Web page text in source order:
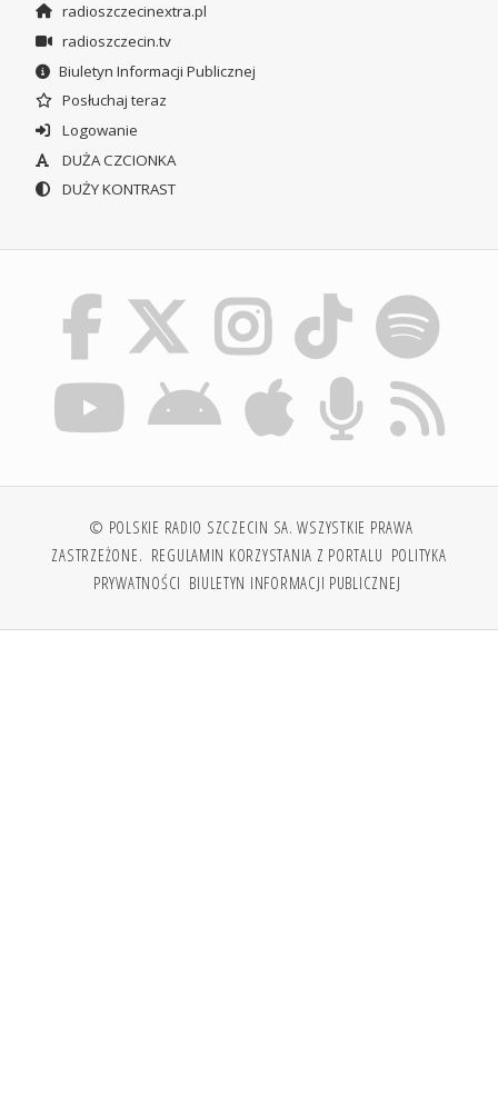
radioszczecinextra.pl
radioszczecin.tv
Biuletyn Informacji Publicznej
Posłuchaj teraz
Logowanie
DUŻA CZCIONKA
DUŻY KONTRAST
© POLSKIE RADIO SZCZECIN SA. WSZYSTKIE PRAWA
ZASTRZEŻONE. REGULAMIN KORZYSTANIA Z PORTALU POLITYKA
PRYWATNOŚCI BIULETYN INFORMACJI PUBLICZNEJ